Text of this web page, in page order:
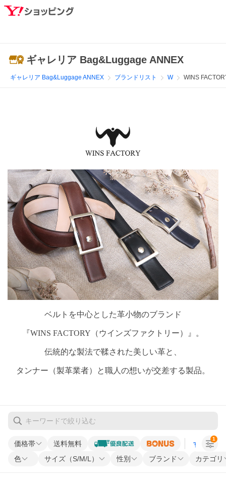
ギャレリア Bag&Luggage ANNEX
ギャレリア Bag&Luggage ANNEX ブランドリスト W WINS
ベルトを中心とした革小物のブランド
『WINS FACTORY（ウインズファクトリー）』。
伝統的な製法で鞣された美しい革と、
タンナー（製革業者）と職人の想いが交差する製品。
価格帯 送料無料 すべての条
色 サイズ（S/M/L） 性別 ブランド カテゴリ
1